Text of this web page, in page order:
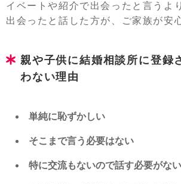
イベートや紹介で出会ったと言うよ
出会ったと話した方が、ご家族が安
親や子供に結婚相談所に登録
わない理由
単純に恥ずかしい
そこまで言う必要はない
特に交流もないので話す必要がない